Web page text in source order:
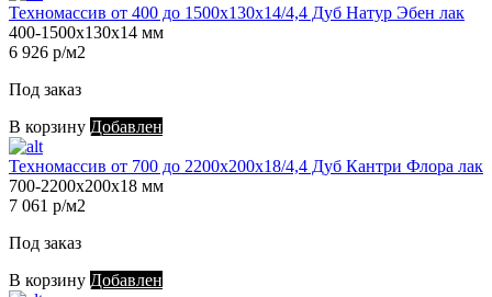
Техномассив от 400 до 1500х130х14/4,4 Дуб Натур Эбен лак
400-1500х130х14 мм
6 926 р/м2
Под заказ
В корзину Добавлен
Техномассив от 700 до 2200х200х18/4,4 Дуб Кантри Флора лак
700-2200х200х18 мм
7 061 р/м2
Под заказ
В корзину Добавлен